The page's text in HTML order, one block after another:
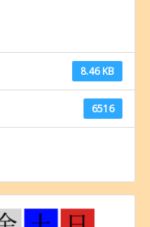
8.46 KB
6516